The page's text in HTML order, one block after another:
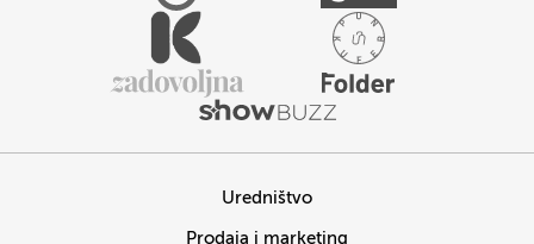
Uredništvo
Prodaja i marketing